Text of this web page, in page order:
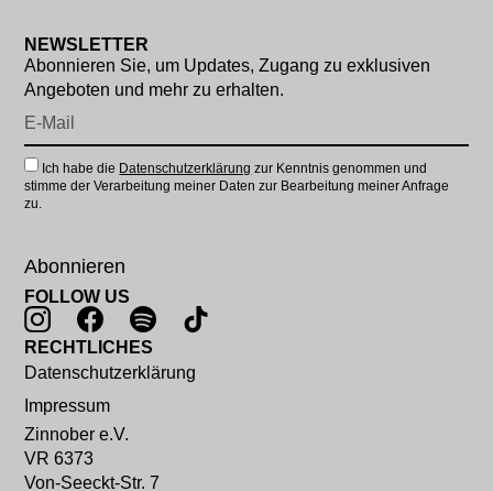
NEWSLETTER
Abonnieren Sie, um Updates, Zugang zu exklusiven
Angeboten und mehr zu erhalten.
Ich habe die Datenschutzerklärung zur Kenntnis genommen und
stimme der Verarbeitung meiner Daten zur Bearbeitung meiner Anfrage
zu.
Abonnieren
FOLLOW US
RECHTLICHES
Datenschutzerklärung
Impressum
Zinnober e.V.
VR 6373
Von-Seeckt-Str. 7